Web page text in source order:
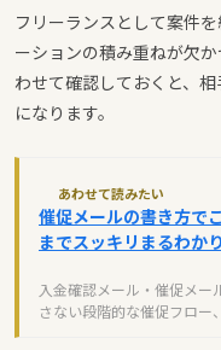
フリーランスとして案件
ーションの積み重ねが欠か
わせて確認しておくと、
になります。
あわせて読みたい
催促メールの書き方で
までスッキリまるわか
入金確認メール・催促メ
さない段階的な催促フロー